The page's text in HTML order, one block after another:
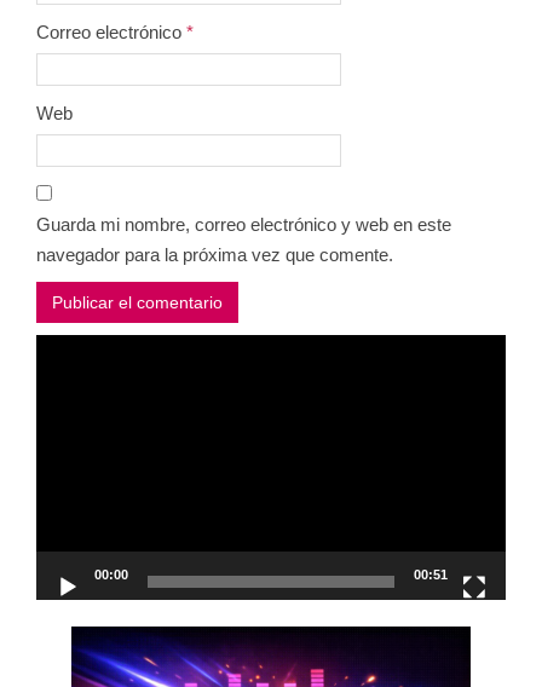
Correo electrónico *
Web
Guarda mi nombre, correo electrónico y web en este
navegador para la próxima vez que comente.
00:00 00:51